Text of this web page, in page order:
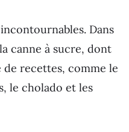
Dans
canne à sucre, dont
recettes, comme le
le cholado et les